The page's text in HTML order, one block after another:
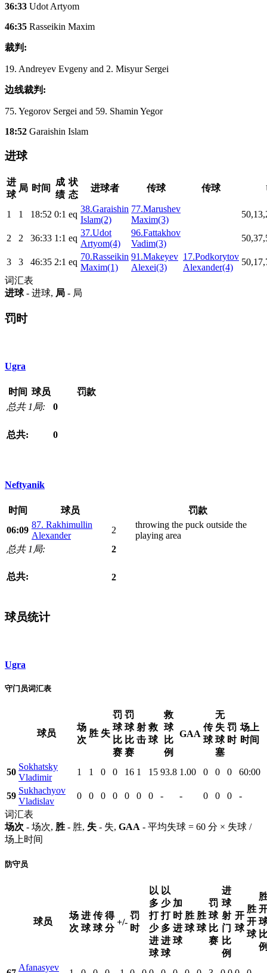
36:33 Udot Artyom
46:35 Rasseikin Maxim
裁判:
19. Andreyev Evgeny and 2. Misyur Sergei
边线裁判:
75. Yegorov Sergei and 59. Shamin Yegor
18:52 Garaishin Islam
进球
进
球
局 时间
成
绩
状
态
进球者 传球 传球
1 1 18:52 0:1 eq
38.Garaishin
Islam(2)
77.Marushev
Maxim(3)
2 2 36:33 1:1 eq
37.Udot
Artyom(4)
96.Fattakhov
Vadim(3)
3 3 46:35 2:1 eq
70.Rasseikin
Maxim(1)
91.Makeyev
Alexei(3)
17.Podkorytov
Alexander(4)
词汇表
进球- 进球, 局 - 局
罚时
Ugra
时间 球员
罚款
总共 1局:
0
总共: 0
Neftyanik
时间 球员
罚款
06:09
87. Rakhimullin
Alexander
2
throwing the puck outside the
playing area
总共 1局:
2
总共: 2
球员统计
Ugra
守门员词汇表
球员
场
次
胜 失
罚
球
比
赛
罚
球
比
赛
射
击
救
球
救
球
比
例
GAA
传
球
无
失
球
塞
罚
时
场上
时间
50
Sokhatsky
Vladimir
1 1 0 0 16 1 15 93.8 1.00 0 0 0 60:00
59
Sukhachyov
Vladislav
0 0 0 0 0 0 0 - - 0 0 0
-
词汇表
场次 - 场次, 胜 - 胜, 失 - 失, GAA - 平均失球 = 60 分 × 失球 /
场上时间
防守员
球员
场
次
进
球
传
球
得
分
+/-
罚
时
以
多
打
少
进
球
以
少
打
多
进
球
加
时
进
球
胜
球
胜
球
罚
球
比
赛
进
球
射
门
比
例
开
球
胜
开
球
Afanasyev